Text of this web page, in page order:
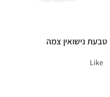
טבעת נישואין צמה
Like